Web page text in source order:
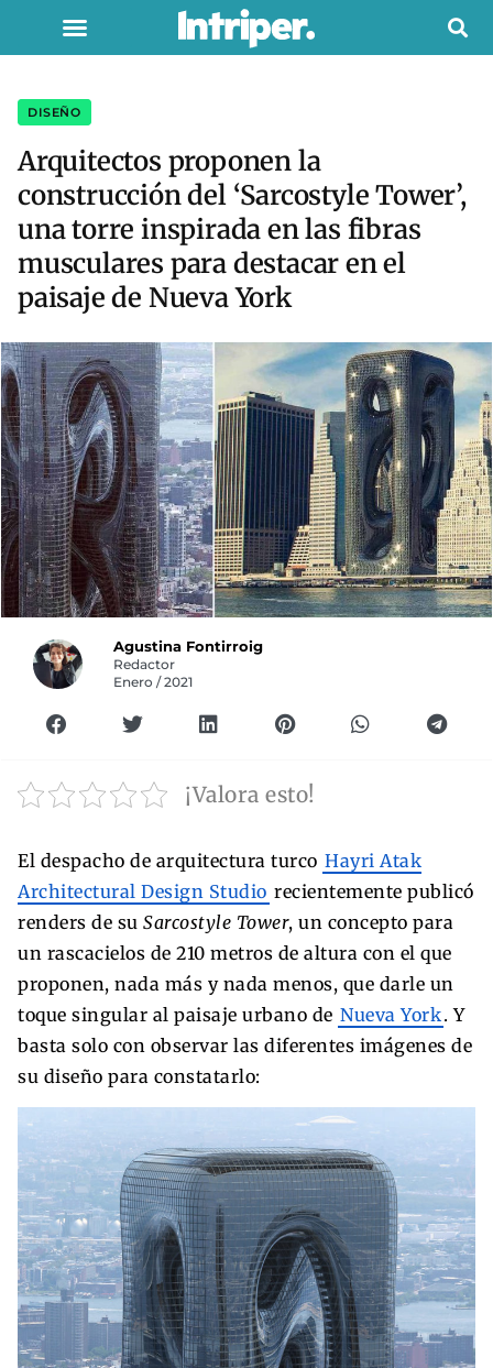
DISEÑO
Arquitectos proponen la
construcción del ‘Sarcostyle Tower’,
una torre inspirada en las fibras
musculares para destacar en el
paisaje de Nueva York
Agustina Fontirroig
Redactor
Enero / 2021
¡Valora esto!
El despacho de arquitectura turco Hayri Atak
Architectural Design Studio recientemente publicó
renders de su Sarcostyle Tower, un concepto para
un rascacielos de 210 metros de altura con el que
proponen, nada más y nada menos, que darle un
toque singular al paisaje urbano de Nueva York. Y
basta solo con observar las diferentes imágenes de
su diseño para constatarlo: